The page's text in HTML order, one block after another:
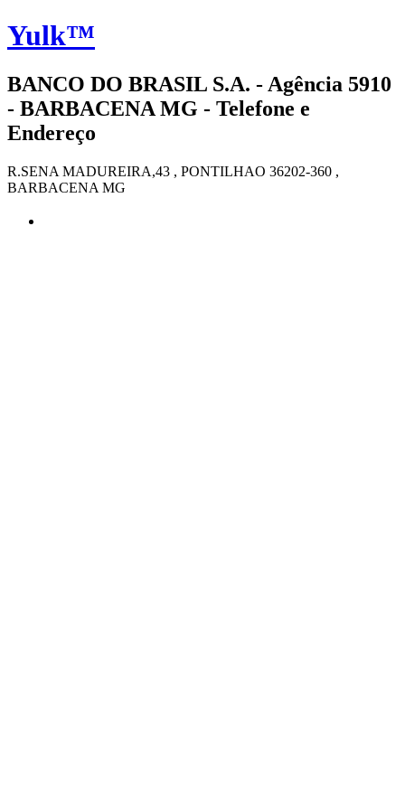
Yulk™
BANCO DO BRASIL S.A. - Agência 5910
- BARBACENA MG - Telefone e
Endereço
R.SENA MADUREIRA,43 , PONTILHAO 36202-360 ,
BARBACENA MG